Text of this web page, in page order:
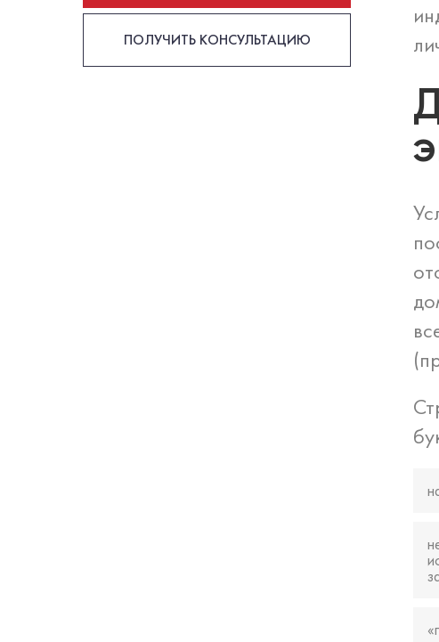
ПОЛУЧИТЬ КОНСУЛЬТАЦИЮ